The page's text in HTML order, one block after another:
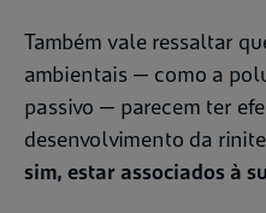
Também vale ressaltar
ambientais — como a
passivo — parecem ter
desenvolvimento da
sim, estar associados à